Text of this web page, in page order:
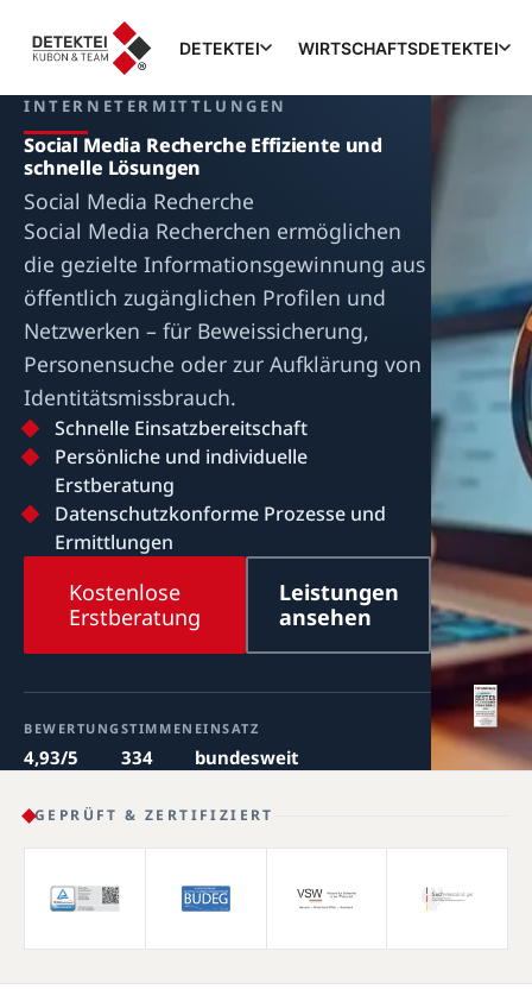
DETEKTEI WIRTSCHAFTSDETEKTEI
INTERNETERMITTLUNGEN
Social Media Recherche Effiziente und
schnelle Lösungen
Social Media Recherche
Social Media Recherchen ermöglichen
die gezielte Informationsgewinnung aus
öffentlich zugänglichen Profilen und
Netzwerken – für Beweissicherung,
Personensuche oder zur Aufklärung von
Identitätsmissbrauch.
Schnelle Einsatzbereitschaft
Persönliche und individuelle
Erstberatung
Datenschutzkonforme Prozesse und
Ermittlungen
Kostenlose
Erstberatung
Leistungen
ansehen
BEWERTUNG
4,93/5
STIMMEN
334
EINSATZ
bundesweit
GEPRÜFT & ZERTIFIZIERT